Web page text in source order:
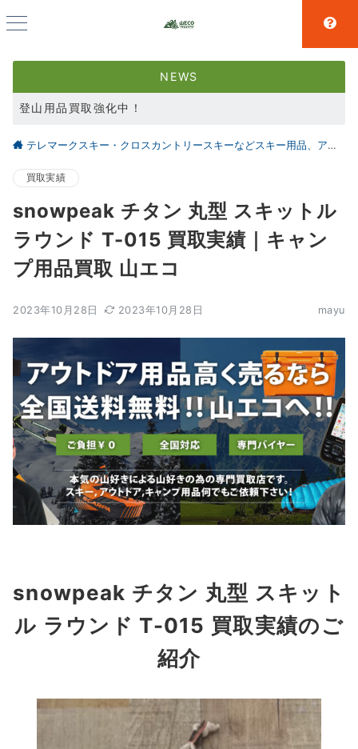
NEWS
登山用品買取強化中！
スキー用品買取強化中！
テレマークスキー・クロスカントリースキーなどスキー用品、アウトドア、キャンプ用品の買取なら仙台の【山とエコ】
買取実績
snowpeak チタン 丸型 スキットル
ラウンド T-015 買取実績｜キャン
プ用品買取 山エコ
2023年10月28日 2023年10月28日 mayu
snowpeak チタン 丸型 スキット
ル ラウンド T-015 買取実績のご
紹介